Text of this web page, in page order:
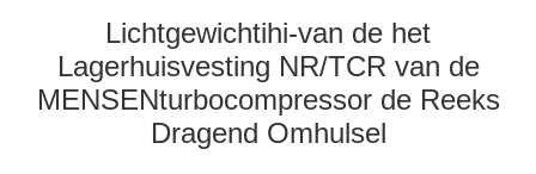
KWALITEITSCONTROLE
CONTACTEER
Lichtgewichtihi-van de het
Lagerhuisvesting NR/TCR van de
MENSENturbocompressor de Reeks
Dragend Omhulsel